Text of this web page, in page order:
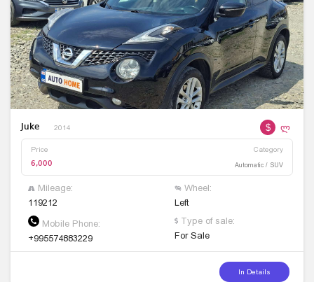
Juke 2014 $ ლ
Price Category
6,000 Automatic / SUV
Mileage:
119212
Wheel:
Left
Mobile Phone:
+995574883229
Type of sale:
For Sale
In Details